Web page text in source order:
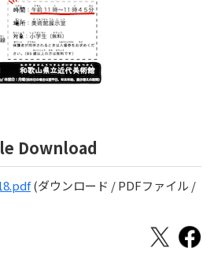
Download
(ダウンロード / PDFファイル /